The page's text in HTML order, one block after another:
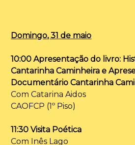
Domingo, 31 de maio
10:00 Apresentação do livro:
Cantarinha Caminheira e
Documentário Cantarinha
Com Catarina Aidos
CAOFCP (1º Piso)
11:30 Visita Poética
Com Inês Lago